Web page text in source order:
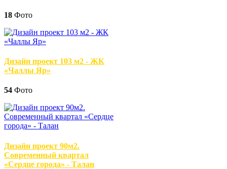
18 Фото
Дизайн проект 103 м2 - ЖК
«Чаллы Яр»
54 Фото
Дизайн проект 90м2.
Современный квартал
«Сердце города» - Талан